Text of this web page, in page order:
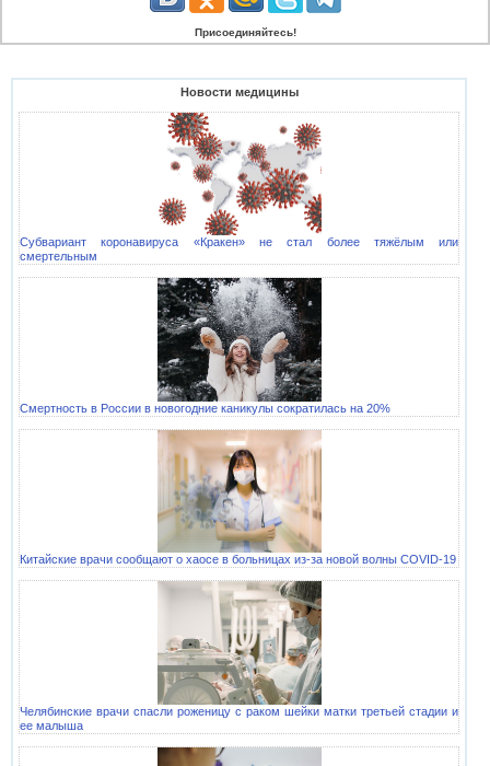
Присоединяйтесь!
Новости медицины
Субвариант коронавируса «Кракен» не стал более тяжёлым или
смертельным
Смертность в России в новогодние каникулы сократилась на 20%
Китайские врачи сообщают о хаосе в больницах из-за новой волны COVID-19
Челябинские врачи спасли роженицу с раком шейки матки третьей стадии и
ее малыша